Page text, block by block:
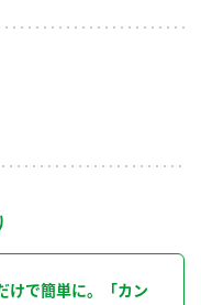
けで簡単に。「カン